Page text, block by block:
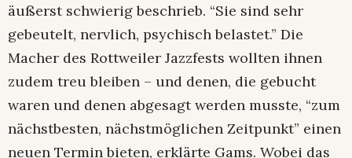
äußerst schwierig beschrieb. “Sie sind sehr
gebeutelt, nervlich, psychisch belastet.” Die
Macher des Rottweiler Jazzfests wollten ihnen
zudem treu bleiben – und denen, die gebucht
waren und denen abgesagt werden musste, “zum
nächstbesten, nächstmöglichen Zeitpunkt” einen
neuen Termin bieten, erklärte Gams. Wobei das